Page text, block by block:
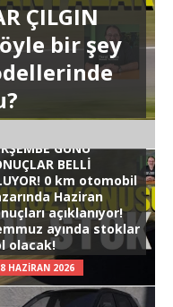
ÇILGIN
bir şey
GÜNÜ
BELLİ
0 km otomobil
Haziran
açıklanıyor!
ayında stoklar
olacak!
HAZIRAN 2026